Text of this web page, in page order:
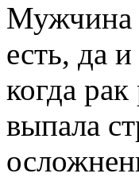
Мужчина
есть, да
когда
выпала